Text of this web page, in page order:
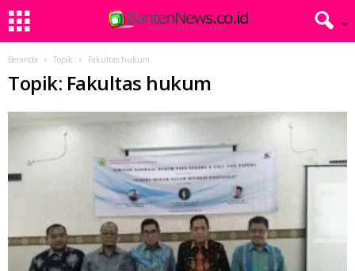
Beranda Topik Fakultas hukum
Topik: Fakultas hukum